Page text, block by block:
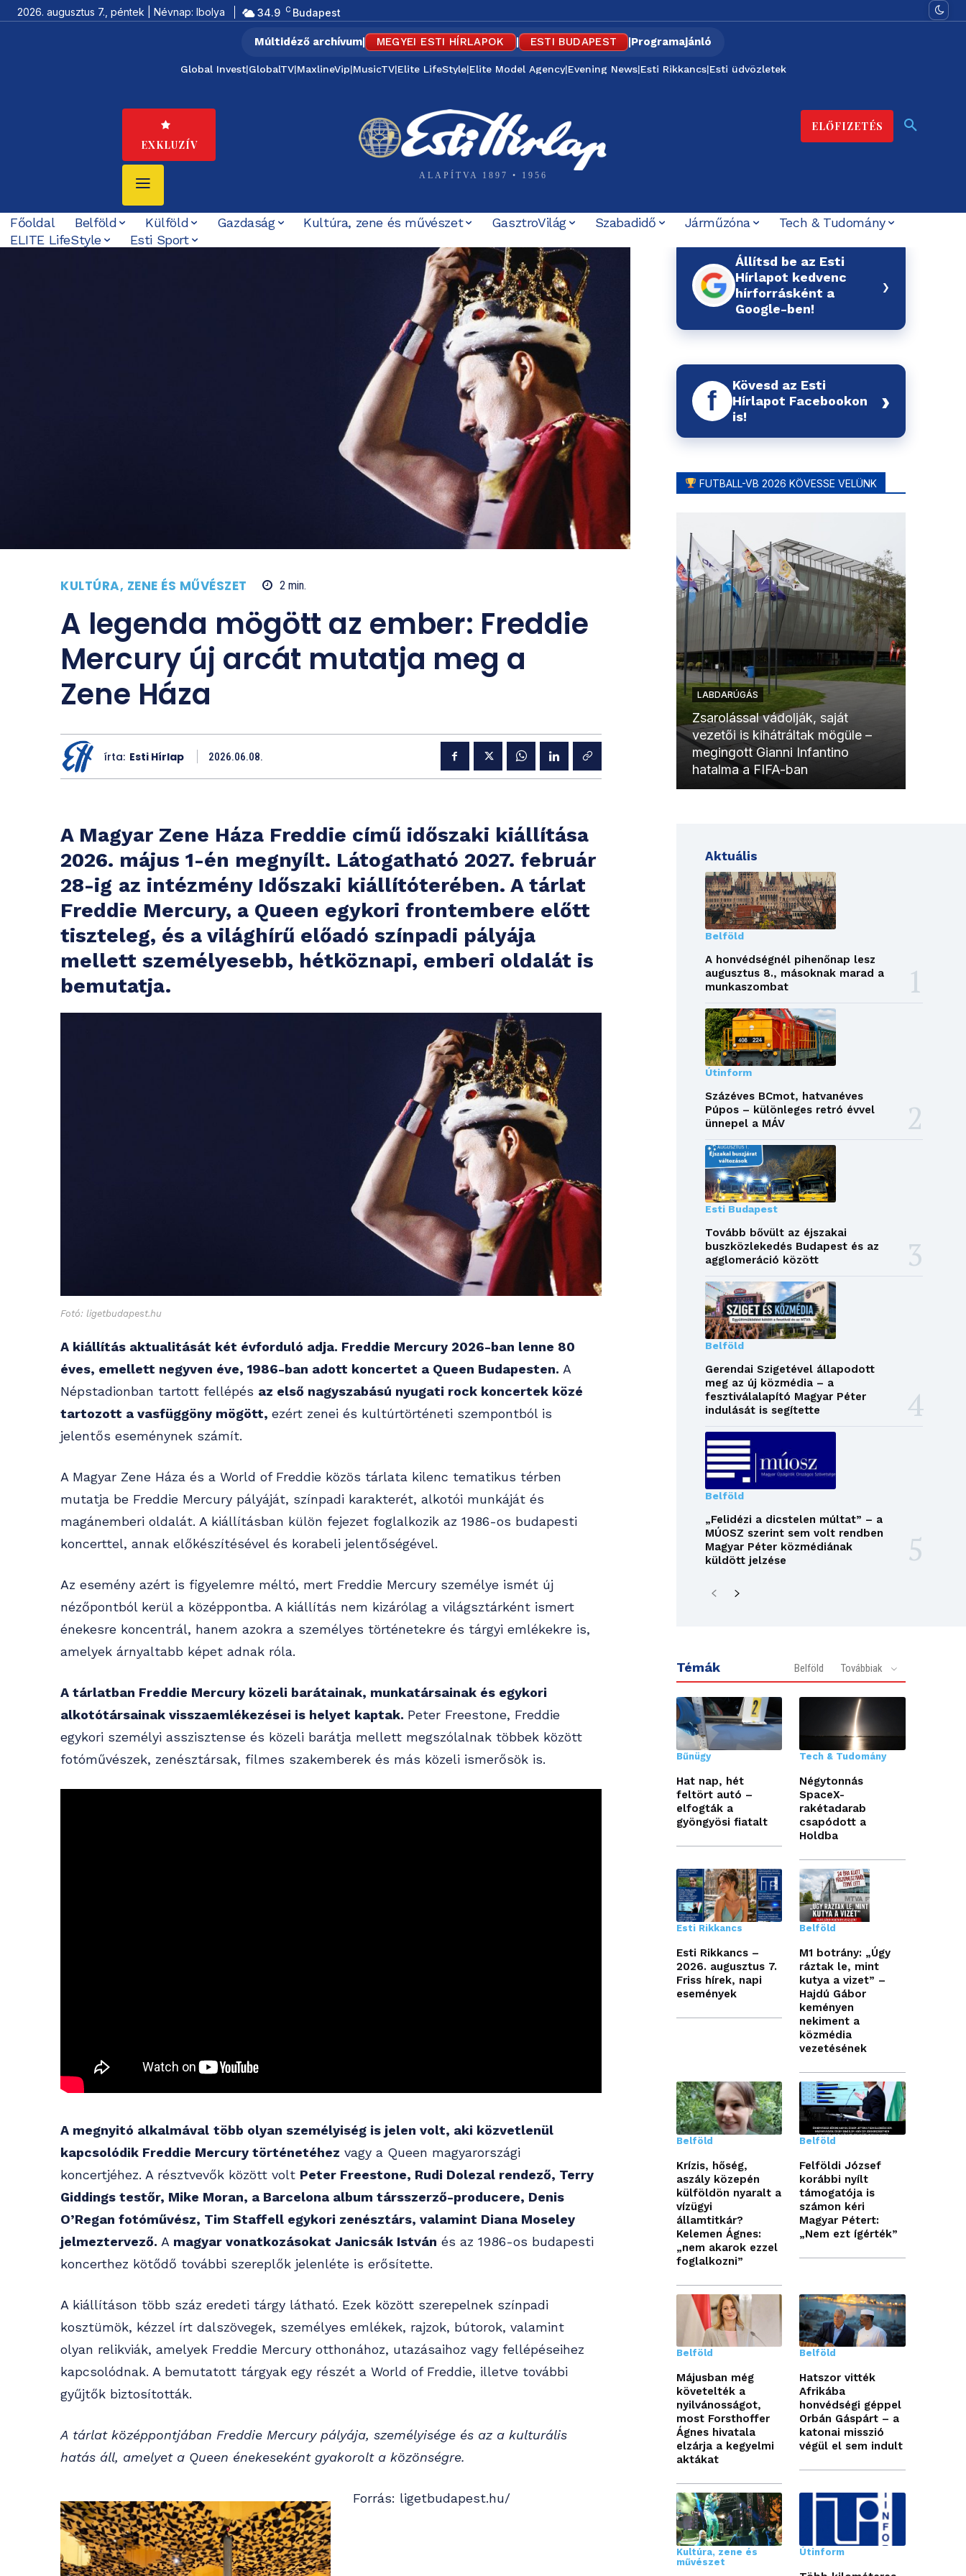
2026. augusztus 7., péntek | Névnap: Ibolya 34.9 C Budapest
Múltidéző archívum| MEGYEI ESTI HÍRLAPOK | ESTI BUDAPEST |Programajánló
Global Invest|GlobalTV|MaxlineVip|MusicTV|Elite LifeStyle|Elite Model Agency|Evening News|Esti Rikkancs|Esti üdvözletek
EXKLUZÍV
ALAPÍTVA 1897 • 1956
ELŐFIZETÉS
Főoldal Belföld Külföld Gazdaság Kultúra, zene és művészet GasztroVilág Szabadidő Járműzóna
Tech & Tudomány
ELITE LifeStyle
Esti Sport
KULTÚRA, ZENE ÉS MŰVÉSZET 2 min.
A legenda mögött az ember: Freddie
Mercury új arcát mutatja meg a
Zene Háza
írta: Esti Hírlap 2026.06.08.
A Magyar Zene Háza Freddie című időszaki kiállítása
2026. május 1-én megnyílt. Látogatható 2027. február
28-ig az intézmény Időszaki kiállítóterében. A tárlat
Freddie Mercury, a Queen egykori frontembere előtt
tiszteleg, és a világhírű előadó színpadi pályája
mellett személyesebb, hétköznapi, emberi oldalát is
bemutatja.
Fotó: ligetbudapest.hu
A kiállítás aktualitását két évforduló adja. Freddie Mercury 2026-ban lenne 80
éves, emellett negyven éve, 1986-ban adott koncertet a Queen Budapesten. A
Népstadionban tartott fellépés az első nagyszabású nyugati rock koncertek közé
tartozott a vasfüggöny mögött, ezért zenei és kultúrtörténeti szempontból is
jelentős eseménynek számít.
A Magyar Zene Háza és a World of Freddie közös tárlata kilenc tematikus térben
mutatja be Freddie Mercury pályáját, színpadi karakterét, alkotói munkáját és
magánemberi oldalát. A kiállításban külön fejezet foglalkozik az 1986-os budapesti
koncerttel, annak előkészítésével és korabeli jelentőségével.
Az esemény azért is figyelemre méltó, mert Freddie Mercury személye ismét új
nézőpontból kerül a középpontba. A kiállítás nem kizárólag a világsztárként ismert
énekesre koncentrál, hanem azokra a személyes történetekre és tárgyi emlékekre is,
amelyek árnyaltabb képet adnak róla.
A tárlatban Freddie Mercury közeli barátainak, munkatársainak és egykori
alkotótársainak visszaemlékezései is helyet kaptak. Peter Freestone, Freddie
egykori személyi asszisztense és közeli barátja mellett megszólalnak többek között
fotóművészek, zenésztársak, filmes szakemberek és más közeli ismerősök is.
A megnyitó alkalmával több olyan személyiség is jelen volt, aki közvetlenül
kapcsolódik Freddie Mercury történetéhez vagy a Queen magyarországi
koncertjéhez. A résztvevők között volt Peter Freestone, Rudi Dolezal rendező, Terry
Giddings testőr, Mike Moran, a Barcelona album társszerző-producere, Denis
O’Regan fotóművész, Tim Staffell egykori zenésztárs, valamint Diana Moseley
jelmeztervező. A magyar vonatkozásokat Janicsák István és az 1986-os budapesti
koncerthez kötődő további szereplők jelenléte is erősítette.
A kiállításon több száz eredeti tárgy látható. Ezek között szerepelnek színpadi
kosztümök, kézzel írt dalszövegek, személyes emlékek, rajzok, bútorok, valamint
olyan relikviák, amelyek Freddie Mercury otthonához, utazásaihoz vagy fellépéseihez
kapcsolódnak. A bemutatott tárgyak egy részét a World of Freddie, illetve további
gyűjtők biztosították.
A tárlat középpontjában Freddie Mercury pályája, személyisége és az a kulturális
hatás áll, amelyet a Queen énekeseként gyakorolt a közönségre.
Forrás: ligetbudapest.hu/
Állítsd be az Esti
Hírlapot kedvenc
hírforrásként a
Google-ben!
›
f
Kövesd az Esti
Hírlapot Facebookon
is!
›
FUTBALL-VB 2026 KÖVESSE VELÜNK
LABDARÚGÁS
Zsarolással vádolják, saját
vezetői is kihátráltak mögüle –
megingott Gianni Infantino
hatalma a FIFA-ban
Aktuális
Belföld
A honvédségnél pihenőnap lesz
augusztus 8., másoknak marad a
munkaszombat
Útinform
Százéves BCmot, hatvanéves
Púpos – különleges retró évvel
ünnepel a MÁV
Esti Budapest
Tovább bővült az éjszakai
buszközlekedés Budapest és az
agglomeráció között
Belföld
Gerendai Szigetével állapodott
meg az új közmédia – a
fesztiválalapító Magyar Péter
indulását is segítette
Belföld
„Felidézi a dicstelen múltat” – a
MÚOSZ szerint sem volt rendben
Magyar Péter közmédiának
küldött jelzése
Témák Belföld Továbbiak
Bűnügy
Hat nap, hét
feltört autó –
elfogták a
gyöngyösi fiatalt
Tech & Tudomány
Négytonnás
SpaceX-
rakétadarab
csapódott a
Holdba
Esti Rikkancs
Esti Rikkancs –
2026. augusztus 7.
Friss hírek, napi
események
Belföld
M1 botrány: „Úgy
ráztak le, mint
kutya a vizet” –
Hajdú Gábor
keményen
nekiment a
közmédia
vezetésének
Belföld
Krízis, hőség,
aszály közepén
külföldön nyaralt a
vízügyi
államtitkár?
Kelemen Ágnes:
„nem akarok ezzel
foglalkozni”
Belföld
Felföldi József
korábbi nyílt
támogatója is
számon kéri
Magyar Pétert:
„Nem ezt ígérték”
Belföld
Májusban még
követelték a
nyilvánosságot,
most Forsthoffer
Ágnes hivatala
elzárja a kegyelmi
aktákat
Belföld
Hatszor vitték
Afrikába
honvédségi géppel
Orbán Gáspárt – a
katonai misszió
végül el sem indult
Kultúra, zene és
művészet
Útinform